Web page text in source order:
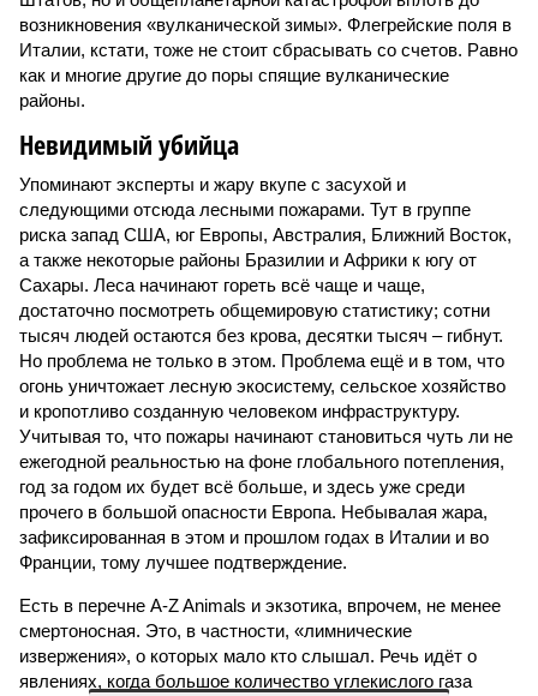
возникновения «вулканической зимы». Флегрейские поля в
Италии, кстати, тоже не стоит сбрасывать со счетов. Равно
как и многие другие до поры спящие вулканические
районы.
Невидимый убийца
Упоминают эксперты и жару вкупе с засухой и
следующими отсюда лесными пожарами. Тут в группе
риска запад США, юг Европы, Австралия, Ближний Восток,
а также некоторые районы Бразилии и Африки к югу от
Сахары. Леса начинают гореть всё чаще и чаще,
достаточно посмотреть общемировую статистику; сотни
тысяч людей остаются без крова, десятки тысяч – гибнут.
Но проблема не только в этом. Проблема ещё и в том, что
огонь уничтожает лесную экосистему, сельское хозяйство
и кропотливо созданную человеком инфраструктуру.
Учитывая то, что пожары начинают становиться чуть ли не
ежегодной реальностью на фоне глобального потепления,
год за годом их будет всё больше, и здесь уже среди
прочего в большой опасности Европа. Небывалая жара,
зафиксированная в этом и прошлом годах в Италии и во
Франции, тому лучшее подтверждение.
Есть в перечне A-Z Animals и экзотика, впрочем, не менее
смертоносная. Это, в частности, «лимнические
извержения», о которых мало кто слышал. Речь идёт о
явлениях, когда большое количество углекислого газа